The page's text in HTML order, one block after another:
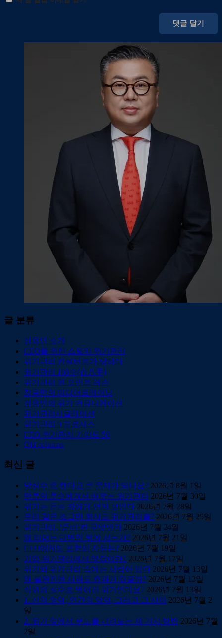
글 분류
정용민 소개
CEO를 위한 스토익 위기관리
위기관리 컨설턴트가 답하다
위기관리 108수(百八手)
위기관리 원 포인트 레슨
정용민의 미디어트레이닝
정용민의 위기 커뮤니케이션
위기관리시뮬레이션
위기관리 9 프로세스
CEO 위기관리 가이드 50
Old columns
최신 글
말실수 좀 했다고 큰 문제가 되나요? 2026년 8월 1일
만루의 투수에게서 배우는 위기관리 2026년 7월 30일
위기는 듣는 자에게 먼저 보인다 2026년 7월 28일
우리 같은 조그만 회사도 위기관리를? 2026년 7월 25일
위기관리, ‘준비’란 무엇인가 2026년 7월 24일
왜 리더는 대변인 뒤에 서는가? 2026년 7월 21일
CEO에게도 표현의 자유는? 2026년 7월 19일
기업 위기관리에서 맷집이란? 2026년 7월 17일
위기와 위기관리 속에는 사람이 있다 2026년 7월 13일
왜 불완전한 사과도 효과가 있을까? 2026년 7월 13일
직원의 실수로 벌어진 위기인데요? 2026년 7월 13일
1. 신의 영역, 인간의 영역, 그리고 그 사이
2026년 7월 2
일
2. 위기 앞에서 분노를 내려놓는 세 가지 방법 2026년 7월
2일